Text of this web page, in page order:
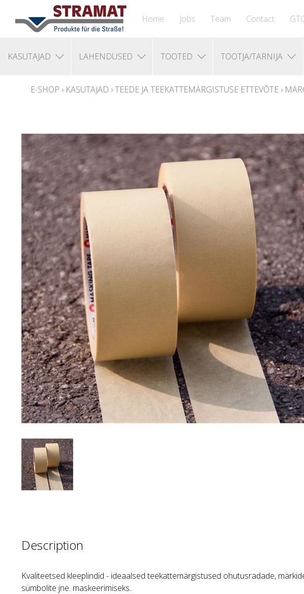
Home Jobs Team Contact
KASUTAJAD LAHENDUSED TOOTED TOOTJA/TARNIJA
E-SHOP › KASUTAJAD ›TEEDE JA TEEKATTEMÄRGISTUSE ETTEVÕTE ›
Description
Kvaliteetsed kleeplindid - ideaalsed teekattemärgistused ohutusradade,
sümbolite jne. maskeerimiseks.